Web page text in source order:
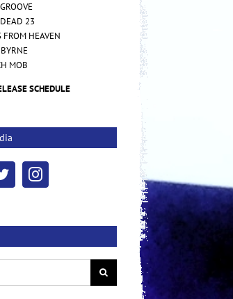
of Indigo"
23
FROM HEAVEN
MOB
SCHEDULE